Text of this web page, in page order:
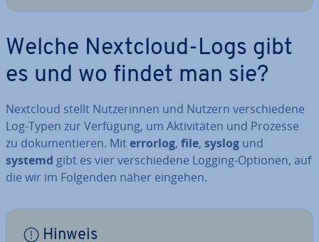
Welche Nextcloud-Logs gibt
es und wo findet man sie?
Nextcloud stellt Nut­ze­rin­nen und Nutzern ver­schie­de­ne
Log-Typen zur Verfügung, um Ak­ti­vi­tä­ten und Prozesse
zu do­ku­men­tie­ren. Miterrorlog, file, syslog und
systemd gibt es vier ver­schie­de­ne Logging-Optionen, auf
die wir im Folgenden näher eingehen.
Hinweis